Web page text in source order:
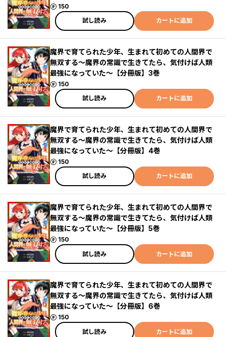
150
ポイント
試し読み
カートに追加
魔界で育てられた少年、生まれて初めての人間界で
無双する～魔界の常識で生きてたら、気付けば人類
最強になっていた～【分冊版】3巻
150
ポイント
試し読み
カートに追加
魔界で育てられた少年、生まれて初めての人間界で
無双する～魔界の常識で生きてたら、気付けば人類
最強になっていた～【分冊版】4巻
150
ポイント
試し読み
カートに追加
魔界で育てられた少年、生まれて初めての人間界で
無双する～魔界の常識で生きてたら、気付けば人類
最強になっていた～【分冊版】5巻
150
ポイント
試し読み
カートに追加
魔界で育てられた少年、生まれて初めての人間界で
無双する～魔界の常識で生きてたら、気付けば人類
最強になっていた～【分冊版】6巻
150
ポイント
試し読み
カートに追加